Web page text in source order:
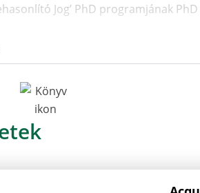
Jog’ PhD programjának PhD